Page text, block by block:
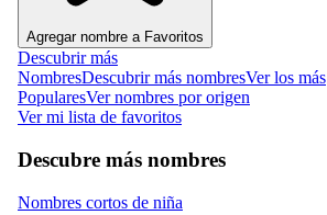
Agregar nombre a Favoritos
Descubrir más
NombresDescubrir más nombresVer los más
PopularesVer nombres por origen
Ver mi lista de favoritos
Descubre más nombres
Nombres cortos de niña